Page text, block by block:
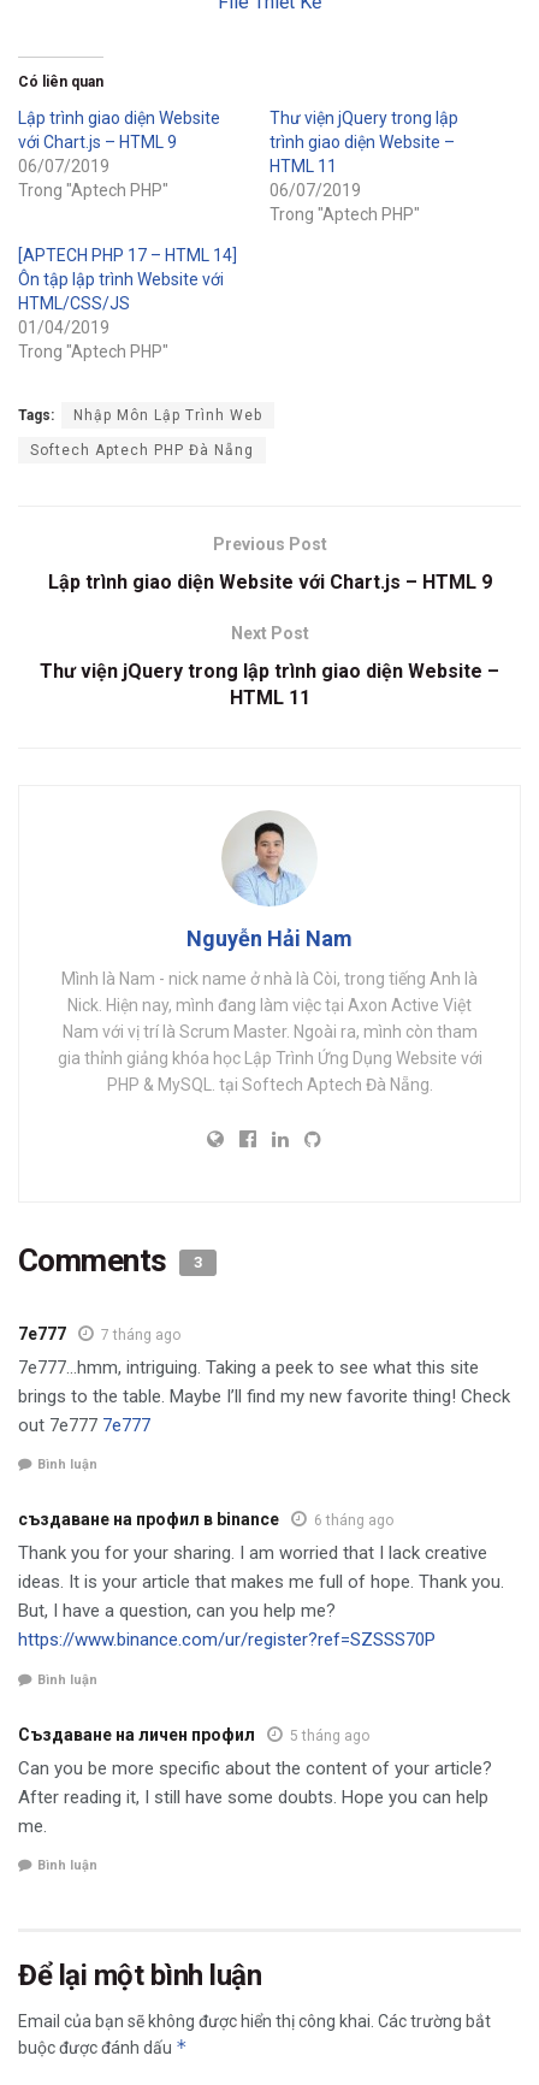
Có liên quan
Lập trình giao diện Website
với Chart.js – HTML 9
06/07/2019
Trong "Aptech PHP"
Thư viện jQuery trong lập
trình giao diện Website –
HTML 11
06/07/2019
Trong "Aptech PHP"
[APTECH PHP 17 – HTML 14]
Ôn tập lập trình Website với
HTML/CSS/JS
01/04/2019
Trong "Aptech PHP"
Tags: Nhập Môn Lập Trình Web
Softech Aptech PHP Đà Nẵng
Previous Post
Lập trình giao diện Website với Chart.js – HTML 9
Next Post
Thư viện jQuery trong lập trình giao diện Website –
HTML 11
Nguyễn Hải Nam
Mình là Nam - nick name ở nhà là Còi, trong tiếng Anh là
Nick. Hiện nay, mình đang làm việc tại Axon Active Việt
Nam với vị trí là Scrum Master. Ngoài ra, mình còn tham
gia thỉnh giảng khóa học Lập Trình Ứng Dụng Website với
PHP & MySQL. tại Softech Aptech Đà Nẵng.
Comments 3
7e777 7 tháng ago
7e777…hmm, intriguing. Taking a peek to see what this site
brings to the table. Maybe I’ll find my new favorite thing! Check
out 7e777 7e777
Bình luận
създаване на профил в binance 6 tháng ago
Thank you for your sharing. I am worried that I lack creative
ideas. It is your article that makes me full of hope. Thank you.
But, I have a question, can you help me?
https://www.binance.com/ur/register?ref=SZSSS70P
Bình luận
Създаване на личен профил 5 tháng ago
Can you be more specific about the content of your article?
After reading it, I still have some doubts. Hope you can help
me.
Bình luận
Để lại một bình luận
Email của bạn sẽ không được hiển thị công khai. Các trường bắt
buộc được đánh dấu *